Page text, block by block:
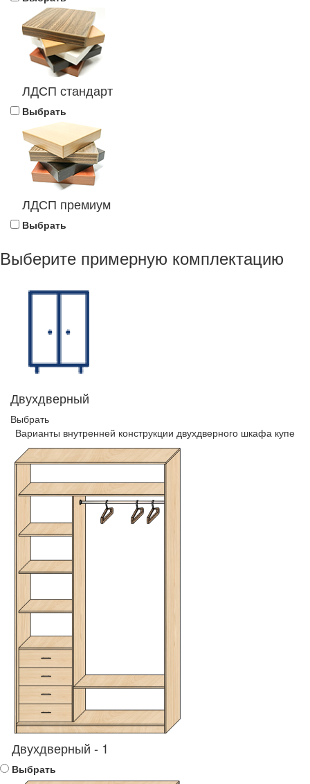
ЛДСП стандарт
Выбрать
ЛДСП премиум
Выбрать
Выберите примерную комплектацию
Двухдверный
Выбрать
Варианты внутренней конструкции двухдверного шкафа купе
Двухдверный - 1
Выбрать